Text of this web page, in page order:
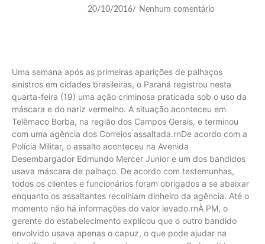
20/10/2016/ Nenhum comentário
Uma semana após as primeiras aparições de palhaços
sinistros em cidades brasileiras, o Paraná registrou nesta
quarta-feira (19) uma ação criminosa praticada sob o uso da
máscara e do nariz vermelho. A situação aconteceu em
Telêmaco Borba, na região dos Campos Gerais, e terminou
com uma agência dos Correios assaltada.rnDe acordo com a
Polícia Militar, o assalto aconteceu na Avenida
Desembargador Edmundo Mercer Junior e um dos bandidos
usava máscara de palhaço. De acordo com testemunhas,
todos os clientes e funcionários foram obrigados a se abaixar
enquanto os assaltantes recolhiam dinheiro da agência. Até o
momento não há informações do valor levado.rnÀ PM, o
gerente do estabelecimento explicou que o outro bandido
envolvido usava apenas o capuz, o que pode ajudar na